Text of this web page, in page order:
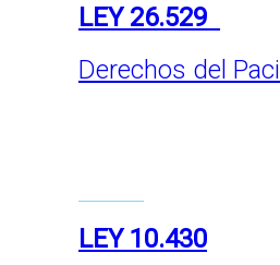
LEY 26.529
Derechos del
LEY 10.430